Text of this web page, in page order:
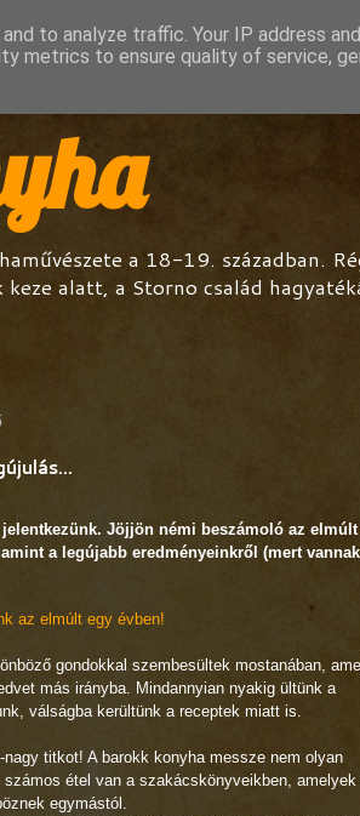
a 18-19. században.
alatt, a Storno család
Jöjjön némi beszámoló az elmúlt
a legújabb eredményeinkről (mert
az elmúlt egy évben!
gondokkal szembesültek mostanában,
más irányba. Mindannyian nyakig ültünk a
válságba kerültünk a receptek miatt is.
nagy titkot! A barokk konyha messze nem olyan
étel van a szakácskönyveikben,
egymástól.
to analyze traffic. Your IP address
metrics to ensure quality of service,